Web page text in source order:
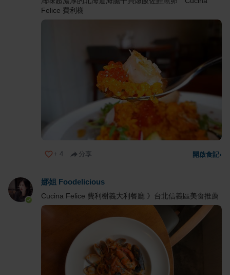
Felice 費利榭
+ 4 分享 開啟食記›
娜姐 Foodelicious
Cucina Felice 費利榭義大利餐廳 》台北信義區美食推薦